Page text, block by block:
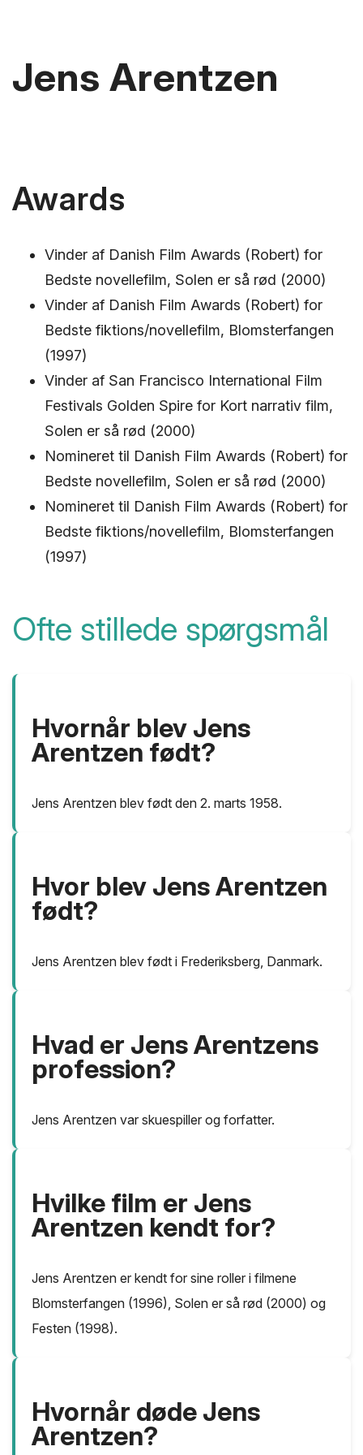
Jens Arentzen
Awards
Vinder af Danish Film Awards (Robert) for
Bedste novellefilm, Solen er så rød (2000)
Vinder af Danish Film Awards (Robert) for
Bedste fiktions/novellefilm, Blomsterfangen
(1997)
Vinder af San Francisco International Film
Festivals Golden Spire for Kort narrativ film,
Solen er så rød (2000)
Nomineret til Danish Film Awards (Robert) for
Bedste novellefilm, Solen er så rød (2000)
Nomineret til Danish Film Awards (Robert) for
Bedste fiktions/novellefilm, Blomsterfangen
(1997)
Ofte stillede spørgsmål
Hvornår blev Jens
Arentzen født?
Jens Arentzen blev født den 2. marts 1958.
Hvor blev Jens Arentzen
født?
Jens Arentzen blev født i Frederiksberg, Danmark.
Hvad er Jens Arentzens
profession?
Jens Arentzen var skuespiller og forfatter.
Hvilke film er Jens
Arentzen kendt for?
Jens Arentzen er kendt for sine roller i filmene
Blomsterfangen (1996), Solen er så rød (2000) og
Festen (1998).
Hvornår døde Jens
Arentzen?